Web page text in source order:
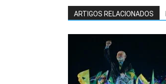
ARTIGOS RELACIONADOS